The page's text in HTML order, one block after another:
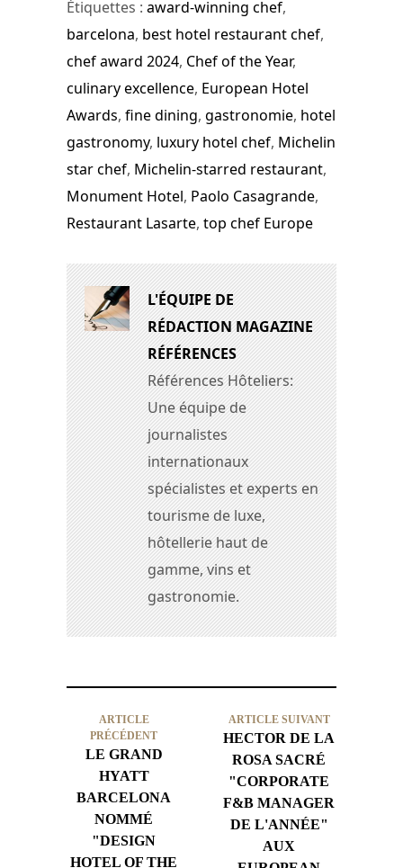
Étiquettes : award-winning chef,
barcelona, best hotel restaurant chef,
chef award 2024, Chef of the Year,
culinary excellence, European Hotel
Awards, fine dining, gastronomie, hotel
gastronomy, luxury hotel chef, Michelin
star chef, Michelin-starred restaurant,
Monument Hotel, Paolo Casagrande,
Restaurant Lasarte, top chef Europe
L'ÉQUIPE DE
RÉDACTION MAGAZINE
RÉFÉRENCES
Références Hôteliers:
Une équipe de
journalistes
internationaux
spécialistes et experts en
tourisme de luxe,
hôtellerie haut de
gamme, vins et
gastronomie.
ARTICLE
PRÉCÉDENT
LE GRAND
HYATT
BARCELONA
NOMMÉ
"DESIGN
HOTEL OF THE
ARTICLE SUIVANT
HECTOR DE LA
ROSA SACRÉ
"CORPORATE
F&B MANAGER
DE L'ANNÉE"
AUX